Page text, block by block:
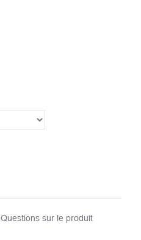
Questions sur le produit